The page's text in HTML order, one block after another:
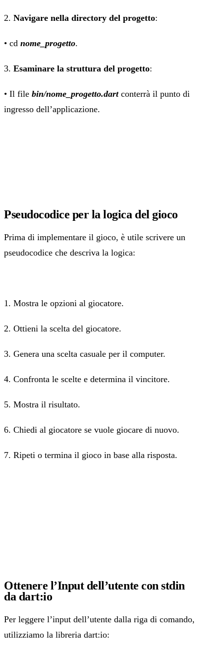
2. Navigare nella directory del progetto:
• cd nome_progetto.
3. Esaminare la struttura del progetto:
• Il file bin/nome_progetto.dartconterrà il punto di
ingresso dell’applicazione.
Pseudocodice per la logica del gioco
Prima di implementare il gioco, è utile scrivere un
pseudocodice che descriva la logica:
1. Mostra le opzioni al giocatore.
2. Ottieni la scelta del giocatore.
3. Genera una scelta casuale per il computer.
4. Confronta le scelte e determina il vincitore.
5. Mostra il risultato.
6. Chiedi al giocatore se vuole giocare di nuovo.
7. Ripeti o termina il gioco in base alla risposta.
Ottenere l’Input dell’utente con stdin
da dart:io
Per leggere l’input dell’utente dalla riga di comando,
utilizziamo la libreria dart:io: